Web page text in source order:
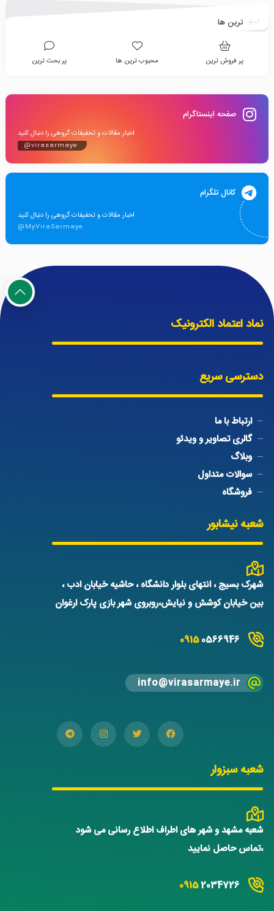
ترین ها
پر فروش ترین محبوب ترین ها پر بحث ترین
صفحه اینستاگرام
اخبار مقالات و تخفیفات گروهی را دنبال کنید
@virasarmaye
کانال تلگرام
اخبار مقالات و تخفیفات گروهی را دنبال کنید
@MyViraSarmaye
نماد اعتماد الکترونیک
دسترسی سریع
ارتباط با ما
گالری تصاویر و ویدئو
وبلاگ
سوالات متداول
فروشگاه
شعبه نیشابور
شهرک بسیج ، انتهای بلوار دانشگاه ، حاشیه خیابان ادب ،
بین خیابان کوشش و نیایش،روبروی شهر بازی پارک ارغوان
09150566946
info@virasarmaye.ir
شعبه سبزوار
شعبه مشهد و شهر های اطراف اطلاع رسانی می شود
،تماس حاصل نمایید
09152034726